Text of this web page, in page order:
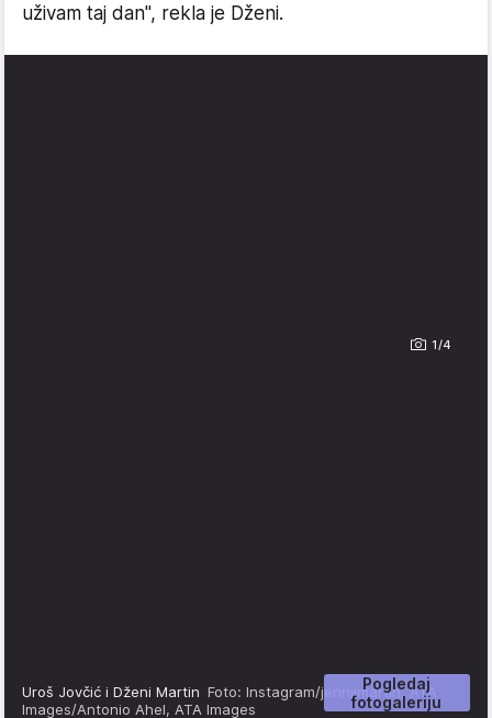
uživam taj dan", rekla je Dženi.
1/4
Pogledaj
fotogaleriju
Uroš Jovčić i Dženi Martin Foto: Instagram/jenniimartin, ATA
Images/Antonio Ahel, ATA Images